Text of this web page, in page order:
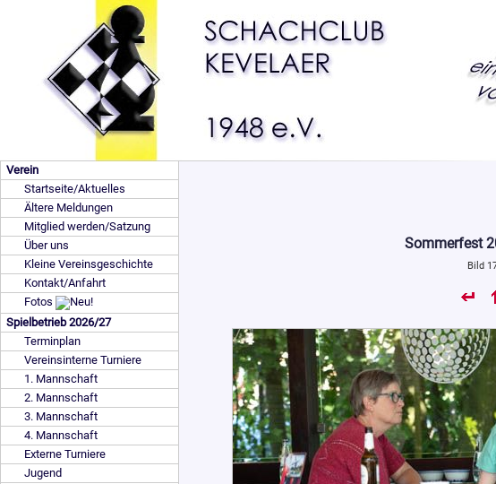
Verein
Startseite/Aktuelles
Ältere Meldungen
Mitglied werden/Satzung
Über uns
Kleine Vereinsgeschichte
Kontakt/Anfahrt
Fotos
Spielbetrieb 2026/27
Terminplan
Vereinsinterne Turniere
1. Mannschaft
2. Mannschaft
3. Mannschaft
4. Mannschaft
Externe Turniere
Jugend
Sommerfest
Bild